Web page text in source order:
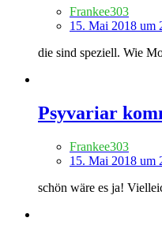
Frankee303
15. Mai 2018 um
die sind speziell. Wie
Psyvariar
Frankee303
15. Mai 2018 um
schön wäre es ja!